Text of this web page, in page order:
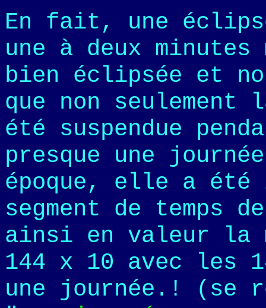
En fait, une
une à deux
bien éclipsée et
que non
été suspendue
presque une
époque, elle a été
segment de temps
ainsi en valeur la
144 x 10 avec les
une journée.! (se